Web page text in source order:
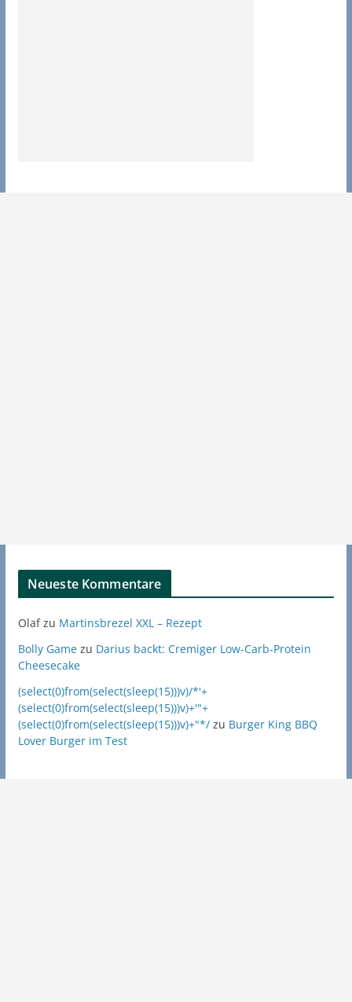
Neueste Kommentare
Olafzu Martinsbrezel XXL – Rezept
Bolly Gamezu Darius backt: Cremiger Low-Carb-Protein
Cheesecake
(select(0)from(select(sleep(15)))v)/*'+
(select(0)from(select(sleep(15)))v)+'"+
(select(0)from(select(sleep(15)))v)+"*/zu Burger King BBQ
Lover Burger im Test